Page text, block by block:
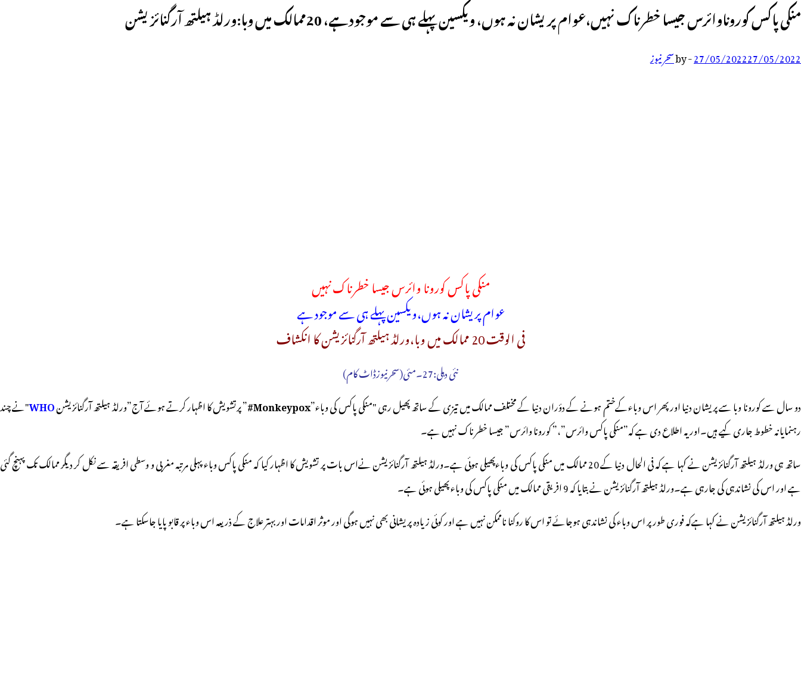
منکی پاکس کوروناوائرس جیسا خطرناک نہیں،عوام پریشان نہ ہوں، ویکسین پہلے ہی سے موجودہے، 20ممالک میں وبا:ورلڈ ہیلتھ آرگنائزیشن
27/05/202227/05/2022
-
byسحر نیوز
منکی پاکس کورونا وائرس جیسا خطرناک نہیں
عوام پریشان نہ ہوں،ویکسین پہلے ہی سے موجود ہے
فی الوقت 20 ممالک میں وبا،ورلڈ ہیلتھ آرگنائزیشن کا انکشاف
نئی دہلی:27۔مئی(سحرنیوزڈاٹ کام)
دو سال سے کورونا وبا سے پریشان دنیا اور پھر اس وباءکےختم ہونے کے دؤران دنیا کے مختلف ممالک میں تیزی کے ساتھ پھیل رہی "منکی پاکس کی وباء”Monkeypox# ” پرتشویش کا اظہار کرتے ہوئے آج”ورلڈ ہیلتھ آرگنائزیشنWHO"نے چند
رہنمایانہ خطوط جاری کیے ہیں۔اور یہ اطلاع دی ہے کہ”منکی پاکس وائرس”،” کورونا وائرس” جیسا خطرناک نہیں ہے۔
ساتھ ہی ورلڈ ہیلتھ آرگنائزیشن نے کہا ہے کہ فی الحال دنیا کے 20 ممالک میں منکی پاکس کی وباءپھیلی ہوئی ہے۔ورلڈ ہیلتھ آرگنائزیشن نےاس بات پر تشویش کا اظہار کیا کہ منکی پاکس وباء پہلی مرتبہ مغربی و وسطی افریقہ سے نکل کر دیگر ممالک تک پہنچ گئی
ہے اور اس کی نشاندہی کی جارہی ہے۔ورلڈ ہیلتھ آرگنائزیشن نے بتایا کہ 9 افریقی ممالک میں منکی پاکس کی وباء پھیلی ہوئی ہے۔
ورلڈ ہیلتھ آرگنائزیشن نے کہا ہےکہ فوری طور پر اس وباء کی نشاندہی ہوجائے تو اس کا روکنا ناممکن نہیں ہے اور کوئی زیادہ پریشانی بھی نہیں ہوگی اور موثر اقدامات اور بہتر علاج کے ذریعہ اس وباء پر قابو پایا جاسکتا ہے۔